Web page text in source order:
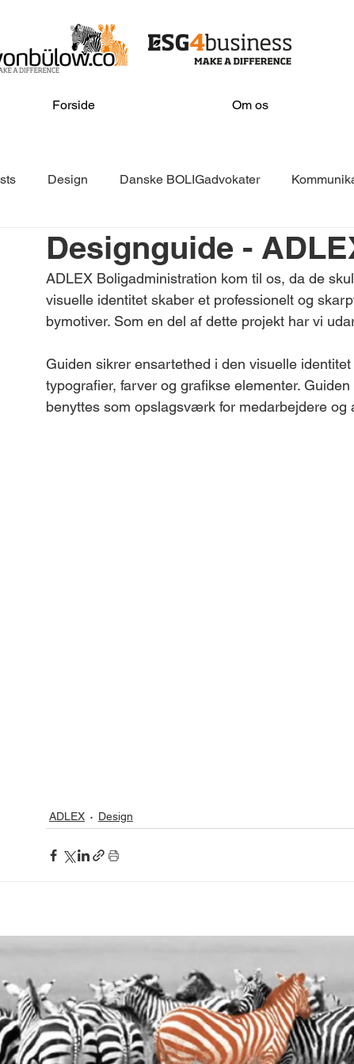
Forside Om os
Design Danske BOLIGadvokater
Online & media GSV EKKOfonden Isover
Danske BOLIGforeninger KeyBalance Næste
Kalk- og Teglværksforeningen
Designguide -
ADLEX Boligadministration kom til os, da de
visuelle identitet skaber et professionelt og
bymotiver. Som en del af dette projekt har vi
Guiden sikrer ensartethed i den visuelle
typografier, farver og grafikse elementer.
benyttes som opslagsværk for medarbejdere og
ADLEX Design